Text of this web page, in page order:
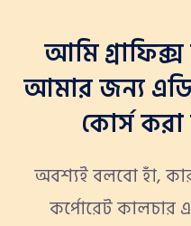
আমি
আমার জন্য
কোর্স
অবশ্যই বলবো হাঁ,
কর্পোরেট কালচার